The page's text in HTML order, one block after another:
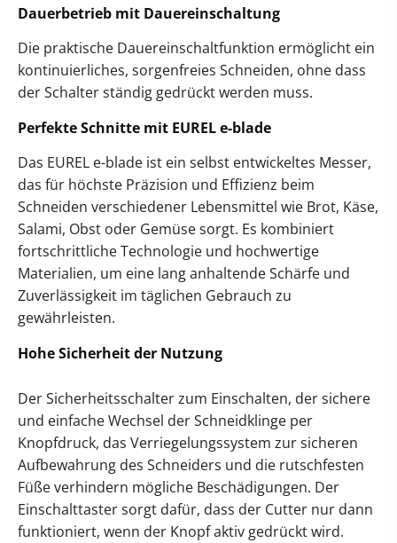
Dauerbetrieb mit Dauereinschaltung
Die praktische Dauereinschaltfunktion ermöglicht ein
kontinuierliches, sorgenfreies Schneiden, ohne dass
der Schalter ständig gedrückt werden muss.
Perfekte Schnitte mit EUREL e-blade
Das EUREL e-blade ist ein selbst entwickeltes Messer,
das für höchste Präzision und Effizienz beim
Schneiden verschiedener Lebensmittel wie Brot, Käse,
Salami, Obst oder Gemüse sorgt. Es kombiniert
fortschrittliche Technologie und hochwertige
Materialien, um eine lang anhaltende Schärfe und
Zuverlässigkeit im täglichen Gebrauch zu
gewährleisten.
Hohe Sicherheit der Nutzung
Der Sicherheitsschalter zum Einschalten, der sichere
und einfache Wechsel der Schneidklinge per
Knopfdruck, das Verriegelungssystem zur sicheren
Aufbewahrung des Schneiders und die rutschfesten
Füße verhindern mögliche Beschädigungen. Der
Einschalttaster sorgt dafür, dass der Cutter nur dann
funktioniert, wenn der Knopf aktiv gedrückt wird.